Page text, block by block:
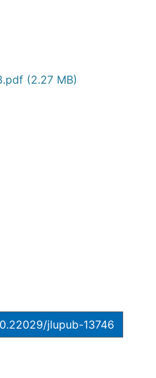
(2.27 MB)
jlupub-13746